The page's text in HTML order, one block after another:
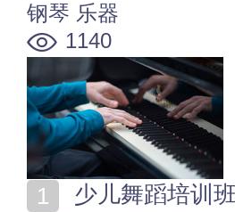
钢琴 乐器
1140
少儿舞蹈培训